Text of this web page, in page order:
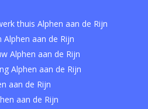
thuis Alphen aan de Rijn
aan de Rijn
Alphen aan de Rijn
Alphen aan de Rijn
aan de Rijn
aan de Rijn